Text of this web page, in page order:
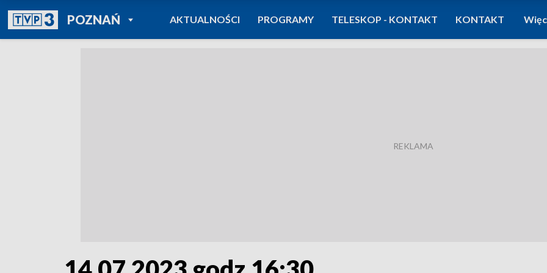
POZNAŃPOWRÓT DO
TVP REGIONY
AKTUALNOŚCI PROGRAMY TELESKOP - KONTAKT KONTAKT